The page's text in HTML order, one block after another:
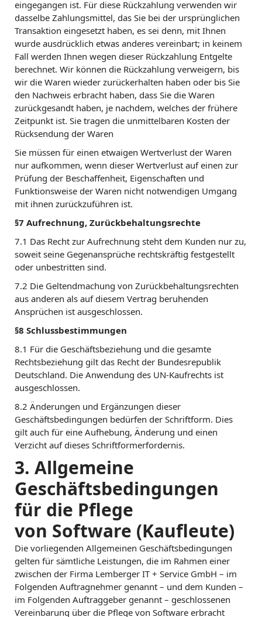
eingegangen ist. Für diese Rückzahlung verwenden wir
dasselbe Zahlungsmittel, das Sie bei der ursprünglichen
Transaktion eingesetzt haben, es sei denn, mit Ihnen
wurde ausdrücklich etwas anderes vereinbart; in keinem
Fall werden Ihnen wegen dieser Rückzahlung Entgelte
berechnet. Wir können die Rückzahlung verweigern, bis
wir die Waren wieder zurückerhalten haben oder bis Sie
den Nachweis erbracht haben, dass Sie die Waren
zurückgesandt haben, je nachdem, welches der frühere
Zeitpunkt ist. Sie tragen die unmittelbaren Kosten der
Rücksendung der Waren
Sie müssen für einen etwaigen Wertverlust der Waren
nur aufkommen, wenn dieser Wertverlust auf einen zur
Prüfung der Beschaffenheit, Eigenschaften und
Funktionsweise der Waren nicht notwendigen Umgang
mit ihnen zurückzuführen ist.
§7 Aufrechnung, Zurückbehaltungsrechte
7.1 Das Recht zur Aufrechnung steht dem Kunden nur zu,
soweit seine Gegenansprüche rechtskräftig festgestellt
oder unbestritten sind.
7.2 Die Geltendmachung von Zurückbehaltungsrechten
aus anderen als auf diesem Vertrag beruhenden
Ansprüchen ist ausgeschlossen.
§8 Schlussbestimmungen
8.1 Für die Geschäftsbeziehung und die gesamte
Rechtsbeziehung gilt das Recht der Bundesrepublik
Deutschland. Die Anwendung des UN-Kaufrechts ist
ausgeschlossen.
8.2 Änderungen und Ergänzungen dieser
Geschäftsbedingungen bedürfen der Schriftform. Dies
gilt auch für eine Aufhebung, Änderung und einen
Verzicht auf dieses Schriftformerfordernis.
3. Allgemeine
Geschäftsbedingungen
für die Pflege
von Software (Kaufleute)
Die vorliegenden Allgemeinen Geschäftsbedingungen
gelten für sämtliche Leistungen, die im Rahmen einer
zwischen der Firma Lemberger IT + Service GmbH – im
Folgenden Auftragnehmer genannt – und dem Kunden –
im Folgenden Auftraggeber genannt – geschlossenen
Vereinbarung über die Pflege von Software erbracht